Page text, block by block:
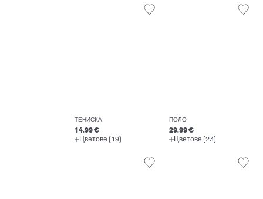
ТЕНИСКА
14.99 €
Цветове (19)
ПОЛО
29.99 €
Цветове (23)